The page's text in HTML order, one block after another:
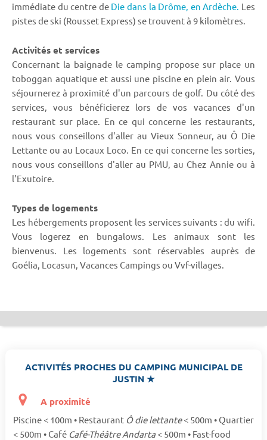
immédiate du centre de Die dans la Drôme, en Ardèche. Les
pistes de ski (Rousset Express) se trouvent à 9 kilomètres.
Activités et services
Concernant la baignade le camping propose sur place un
toboggan aquatique et aussi une piscine en plein air. Vous
séjournerez à proximité d'un parcours de golf. Du côté des
services, vous bénéficierez lors de vos vacances d'un
restaurant sur place. En ce qui concerne les restaurants,
nous vous conseillons d'aller au Vieux Sonneur, au Ô Die
Lettante ou au Locaux Loco. En ce qui concerne les sorties,
nous vous conseillons d'aller au PMU, au Chez Annie ou à
l'Exutoire.
Types de logements
Les hébergements proposent les services suivants : du wifi.
Vous logerez en bungalows. Les animaux sont les
bienvenus. Les logements sont réservables auprès de
Goélia, Locasun, Vacances Campings ou Vvf-villages.
ACTIVITÉS PROCHES DU CAMPING MUNICIPAL DE
JUSTIN ★
A proximité
Piscine < 100m • Restaurant Ô die lettante< 500m • Quartier
< 500m • Café Café-Théâtre Andarta < 500m • Fast-food